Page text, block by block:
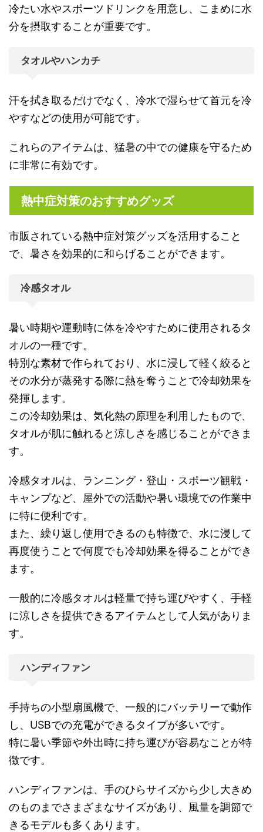
冷たい水やスポーツドリンクを用意し、こまめに水
分を摂取することが重要です。
タオルやハンカチ
汗を拭き取るだけでなく、冷水で湿らせて首元を冷
やすなどの使用が可能です。
これらのアイテムは、猛暑の中での健康を守るため
に非常に有効です。
熱中症対策のおすすめグッズ
市販されている熱中症対策グッズを活用すること
で、暑さを効果的に和らげることができます。
冷感タオル
暑い時期や運動時に体を冷やすために使用されるタ
オルの一種です。
特別な素材で作られており、水に浸して軽く絞ると
その水分が蒸発する際に熱を奪うことで冷却効果を
発揮します。
この冷却効果は、気化熱の原理を利用したもので、
タオルが肌に触れると涼しさを感じることができま
す。
冷感タオルは、ランニング・登山・スポーツ観戦・
キャンプなど、屋外での活動や暑い環境での作業中
に特に便利です。
また、繰り返し使用できるのも特徴で、水に浸して
再度使うことで何度でも冷却効果を得ることができ
ます。
一般的に冷感タオルは軽量で持ち運びやすく、手軽
に涼しさを提供できるアイテムとして人気がありま
す。
ハンディファン
手持ちの小型扇風機で、一般的にバッテリーで動作
し、USBでの充電ができるタイプが多いです。
特に暑い季節や外出時に持ち運びが容易なことが特
徴です。
ハンディファンは、手のひらサイズから少し大きめ
のものまでさまざまなサイズがあり、風量を調節で
きるモデルも多くあります。